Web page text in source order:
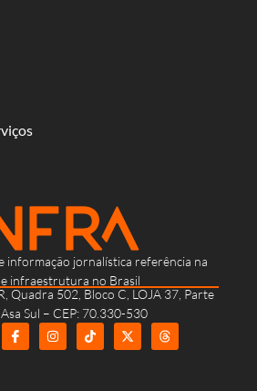
informação jornalística referência na
infraestrutura no Brasil
Quadra 502, Bloco C, LOJA 37, Parte
Sul – CEP: 70.330-530